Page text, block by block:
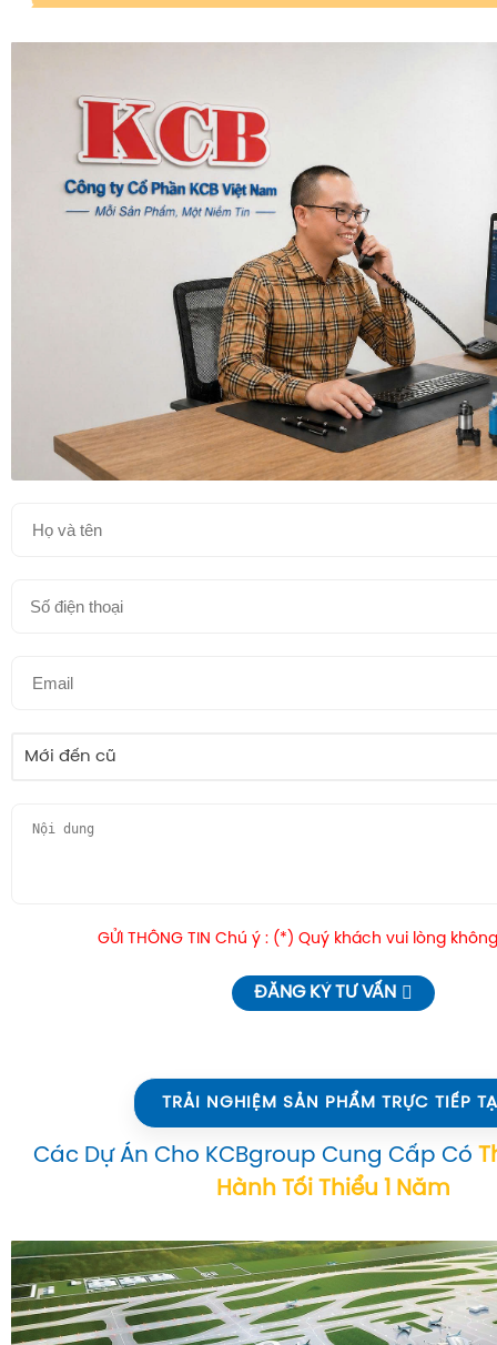
Mới đến cũ
GỬI THÔNG TIN Chú ý : (*) Quý khách vui lòng
ĐĂNG KÝ TƯ VẤN
TRẢI NGHIỆM SẢN PHẨM TRỰC TIẾP
Các Dự Án Cho KCBgroup Cung Cấp Có
Hành Tối Thiểu 1 Năm